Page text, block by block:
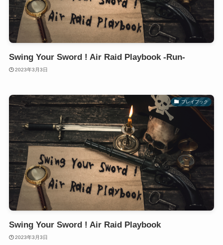
Swing Your Sword ! Air Raid Playbook -Run-
2023年3月3日
プレイブック
Swing Your Sword ! Air Raid Playbook
2023年3月3日